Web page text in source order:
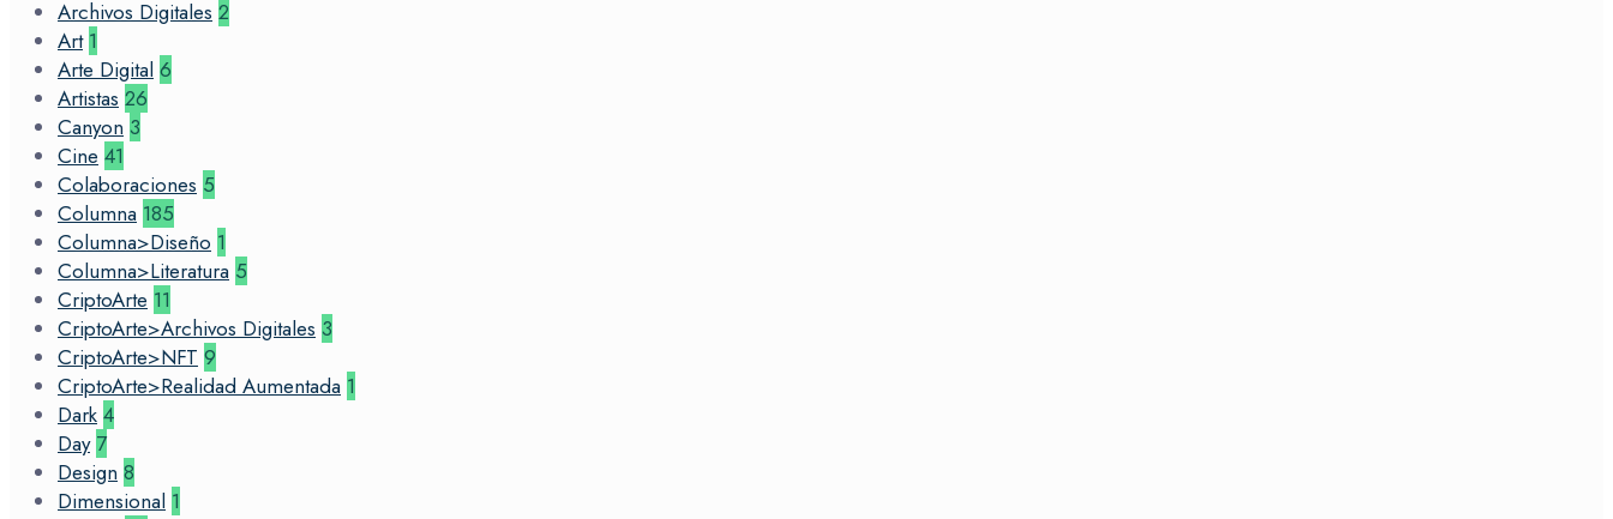
Archivos Digitales 2
Art 1
Arte Digital 6
Artistas 26
Canyon 3
Cine 41
Colaboraciones 5
Columna 185
Columna>Diseño 1
Columna>Literatura 5
CriptoArte 11
CriptoArte>Archivos Digitales 3
CriptoArte>NFT 9
CriptoArte>Realidad Aumentada 1
Dark 4
Day 7
Design 8
Dimensional 1